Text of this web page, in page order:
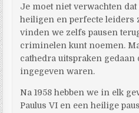
Je moet niet verwachten dat
heiligen en perfecte leiders
vinden we zelfs pausen
criminelen kunt noemen.
cathedra uitspraken gedaan
ingegeven waren.
Na 1958 hebben we in elk
Paulus VI en een heilige